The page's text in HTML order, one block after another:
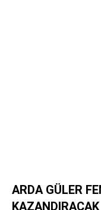
ARDA GÜLER
KAZANDIRACAK